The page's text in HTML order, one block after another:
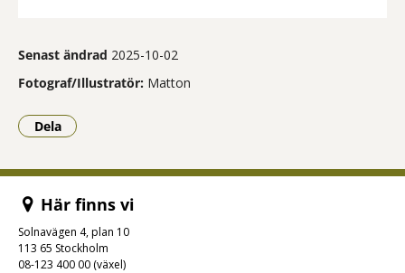
Senast ändrad 2025-10-02
Fotograf/Illustratör: Matton
Dela
- Klicka för att öppna delningsalternativ.
Här finns vi
Solnavägen 4, plan 10
113 65 Stockholm
08-123 400 00 (växel)